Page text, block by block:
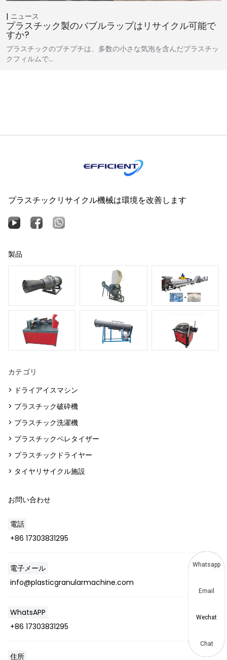
ニュース
プラスチック製のバブルラップはリサイクル可能で
すか?
プラスチックのプチプチは、多数の小さな気泡を含んだプラスチッ
クフィルムで…
プラスチックリサイクル機械は環境を改善します
製品
カテゴリ
> ドライアイスマシン
> プラスチック破砕機
> プラスチック洗濯機
> プラスチックペレタイザー
> プラスチックドライヤー
> タイヤリサイクル施設
お問い合わせ
電話
+86 17303831295
電子メール
info@plasticgranularmachine.com
WhatsAPP
+86 17303831295
住所
Whatsapp
Email
Wechat
Chat